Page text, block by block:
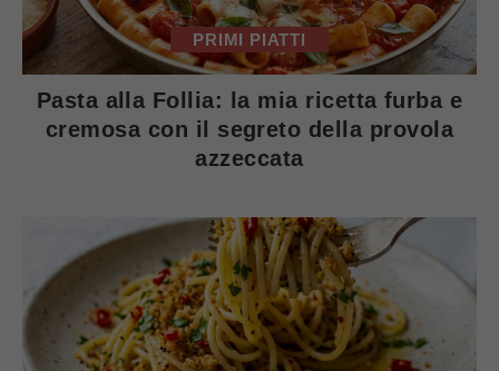
PRIMI PIATTI
Pasta alla Follia: la mia ricetta furba e
cremosa con il segreto della provola
azzeccata